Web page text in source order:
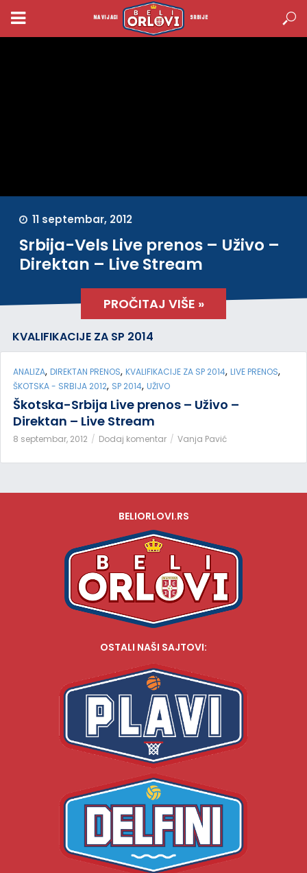
NAVIJACI SRBIJE
11 septembar, 2012
Srbija-Vels Live prenos – Uživo –
Direktan – Live Stream
PROČITAJ VIŠE »
KVALIFIKACIJE ZA SP 2014
ANALIZA, DIREKTAN PRENOS, KVALIFIKACIJE ZA SP 2014, LIVE PRENOS,
ŠKOTSKA - SRBIJA 2012, SP 2014, UŽIVO
Škotska-Srbija Live prenos – Uživo –
Direktan – Live Stream
8 septembar, 2012 Dodaj komentar Vanja Pavić
BELIORLOVI.RS
OSTALI NAŠI SAJTOVI: